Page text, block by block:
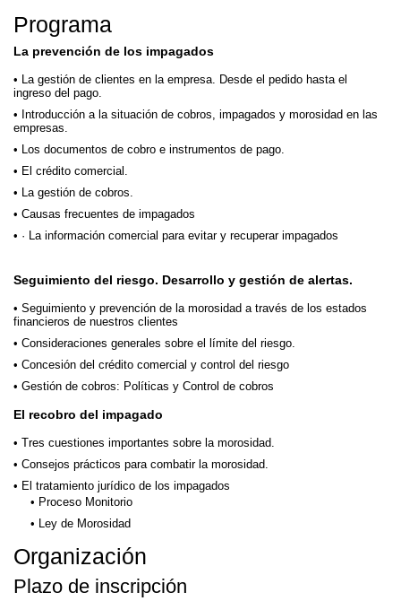
Programa
La prevención de los impagados
La gestión de clientes en la empresa. Desde el pedido hasta el
ingreso del pago.
Introducción a la situación de cobros, impagados y morosidad en las
empresas.
Los documentos de cobro e instrumentos de pago.
El crédito comercial.
La gestión de cobros.
Causas frecuentes de impagados
· La información comercial para evitar y recuperar impagados
Seguimiento del riesgo. Desarrollo y gestión de alertas.
Seguimiento y prevención de la morosidad a través de los estados
financieros de nuestros clientes
Consideraciones generales sobre el límite del riesgo.
Concesión del crédito comercial y control del riesgo
Gestión de cobros: Políticas y Control de cobros
El recobro del impagado
Tres cuestiones importantes sobre la morosidad.
Consejos prácticos para combatir la morosidad.
El tratamiento jurídico de los impagados
Proceso Monitorio
Ley de Morosidad
Organización
Plazo de inscripción